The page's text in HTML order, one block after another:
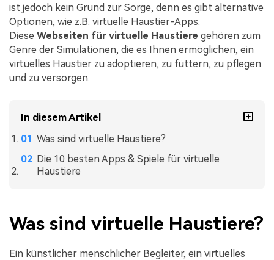
ist jedoch kein Grund zur Sorge, denn es gibt alternative
Optionen, wie z.B. virtuelle Haustier-Apps.
Diese Webseiten für virtuelle Haustiere gehören zum
Genre der Simulationen, die es Ihnen ermöglichen, ein
virtuelles Haustier zu adoptieren, zu füttern, zu pflegen
und zu versorgen.
In diesem Artikel
Was sind virtuelle Haustiere?
Die 10 besten Apps & Spiele für virtuelle
Haustiere
Was sind virtuelle Haustiere?
Ein künstlicher menschlicher Begleiter, ein virtuelles